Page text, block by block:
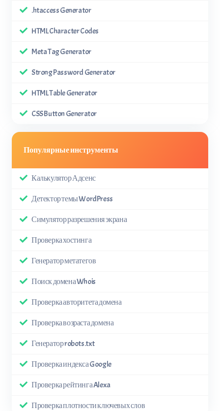
.htaccess Generator
HTML Character Codes
Meta Tag Generator
Strong Password Generator
HTML Table Generator
CSS Button Generator
Популярные инструменты
Калькулятор Адсенс
Детектор темы WordPress
Симулятор разрешения экрана
Проверка хостинга
Генератор метатегов
Поиск домена Whois
Проверка авторитета домена
Проверка возраста домена
Генератор robots.txt
Проверка индекса Google
Проверка рейтинга Alexa
Проверка плотности ключевых слов